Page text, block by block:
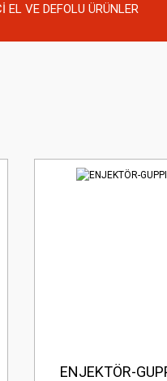
EL VE DEFOLU ÜRÜNLER
ENJEKTÖR-